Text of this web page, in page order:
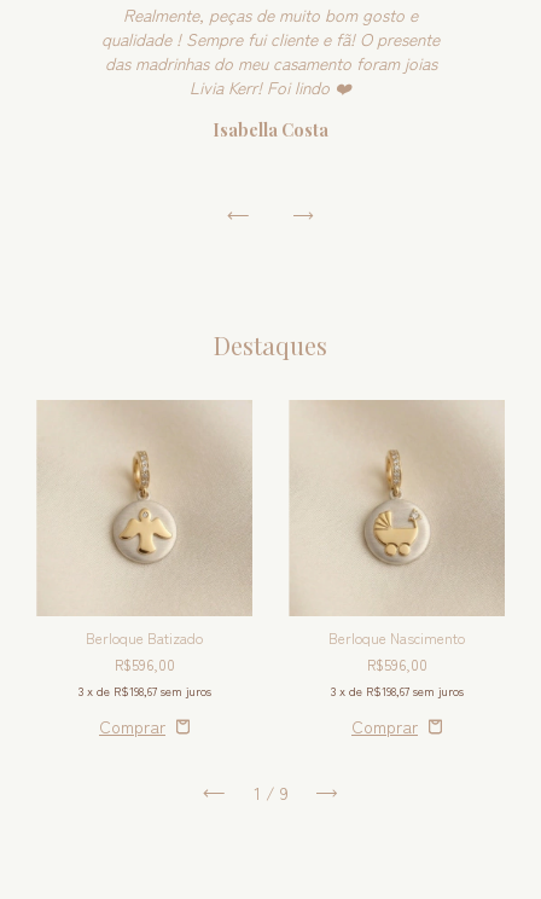
Realmente, peças de muito bom gosto e
qualidade ! Sempre fui cliente e fã! O presente
das madrinhas do meu casamento foram joias
Livia Kerr! Foi lindo ❤️
Isabella Costa
Destaques
Berloque Batizado
R$596,00
3 x de R$198,67 sem juros
Berloque Nascimento
R$596,00
3 x de R$198,67 sem juros
1 / 9